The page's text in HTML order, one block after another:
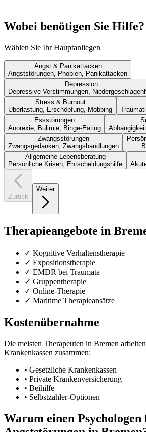
Wobei benötigen Sie Hilfe?
Wählen Sie Ihr Hauptanliegen
Angst & Panikattacken
Angststörungen, Phobien, Panikattacken
Depression
Depressive Verstimmungen,
Stress & Burnout
Überlastung, Erschöpfung, Mobbing
Essstörungen
Anorexie, Bulimie, Binge-Eating
Zwangsstörungen
Zwangsgedanken, Zwangshandlungen
Allgemeine Lebensberatung
Persönliche Krisen, Entscheidungshilfe
Zurück
Weiter
Therapieangebote in
✓ Kognitive Verhaltenstherapie
✓ Expositionstherapie
✓ EMDR bei Traumata
✓ Gruppentherapie
✓ Online-Therapie
✓ Maritime Therapieansätze
Kostenübernahme
Die meisten Therapeuten in Bremen
Krankenkassen zusammen:
• Gesetzliche Krankenkassen
• Private Krankenversicherung
• Beihilfe
• Selbstzahler-Optionen
Warum einen